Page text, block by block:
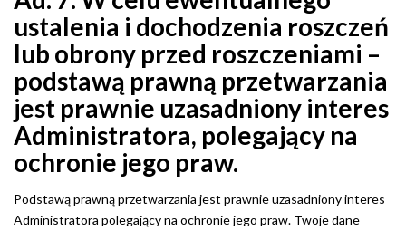
ustalenia i dochodzenia roszczeń
lub obrony przed roszczeniami –
podstawą prawną przetwarzania
jest prawnie uzasadniony interes
Administratora, polegający na
ochronie jego praw.
Podstawą prawną przetwarzania jest prawnie uzasadniony interes
Administratora polegający na ochronie jego praw. Twoje dane